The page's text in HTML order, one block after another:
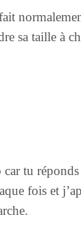
sa taille à
tu réponds
fois et